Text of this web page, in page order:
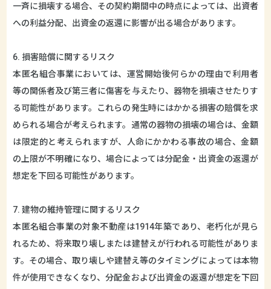
一斉に損壊する場合、その契約期間中の時点によっては、出資者
への利益分配、出資金の返還に影響が出る場合があります。
6. 損害賠償に関するリスク
本匿名組合事業においては、運営開始後何らかの理由で利用者
等の関係者及び第三者に傷害を与えたり、器物を損壊させたりす
る可能性があります。これらの発生時にはかかる損害の賠償を求
められる場合が考えられます。通常の器物の損壊の場合は、金額
は限定的と考えられますが、人命にかかわる事故の場合、金額
の上限が不明確になり、場合によっては分配金・出資金の返還が
想定を下回る可能性があります。
7. 建物の維持管理に関するリスク
本匿名組合事業の対象不動産は1914年築であり、老朽化が見ら
れるため、将来取り壊しまたは建替えが行われる可能性がありま
す。その場合、取り壊しや建替え等のタイミングによっては本物
件が使用できなくなり、分配金および出資金の返還が想定を下回